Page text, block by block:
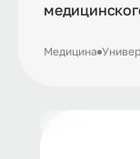
Медицина